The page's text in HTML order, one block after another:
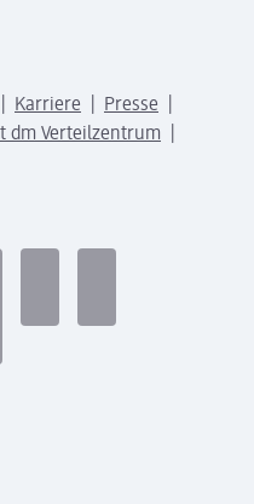
Karriere
Presse
dm Verteilzentrum